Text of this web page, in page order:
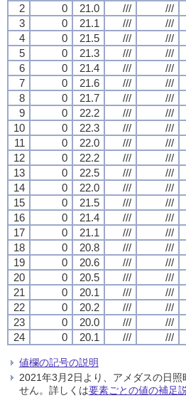
2
0 21.0 /// ///
3
0 21.1 /// ///
4
0 21.5 /// ///
5
0 21.3 /// ///
6
0 21.4 /// ///
7
0 21.6 /// ///
8
0 21.7 /// ///
9
0 22.2 /// ///
10
0 22.3 /// ///
11
0 22.0 /// ///
12
0 22.2 /// ///
13
0 22.5 /// ///
14
0 22.0 /// ///
15
0 21.5 /// ///
16
0 21.4 /// ///
17
0 21.1 /// ///
18
0 20.8 /// ///
19
0 20.6 /// ///
20
0 20.5 /// ///
21
0 20.1 /// ///
22
0 20.2 /// ///
23
0 20.0 /// ///
24
0 20.1 /// ///
値欄の記号の説明
2021年3月2日より、アメダスの日
せん。詳しくは要素ごとの値の補足